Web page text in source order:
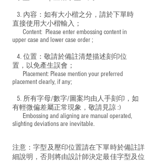
3. 內容：如有大小楷之分，請於下單時
直接使用大小楷輸入；
​ Content: Please enter embossing content in
upper case and lower case order ;
4. 位置：敬請於備註清楚描述刻印位
置，以免產生誤會；
​ Placement: Please mention your preferred
placement clearly, if any;
5. 所有字母/數字/圖案均由人手刻印，如
有輕微偏差屬正常現象，敬請見諒 :)
​ Embossing and aligning are manual operated,
slighting deviations are inevitable.
注意：字型及壓印位置請在下單時於備註詳
細說明，否則將由設計師決定最佳字型及位